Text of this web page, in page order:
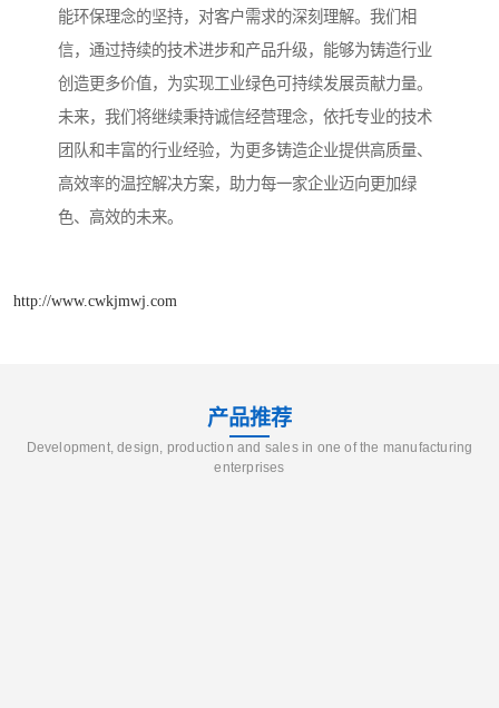
能环保理念的坚持，对客户需求的深刻理解。我们相
信，通过持续的技术进步和产品升级，能够为铸造行业
创造更多价值，为实现工业绿色可持续发展贡献力量。
未来，我们将继续秉持诚信经营理念，依托专业的技术
团队和丰富的行业经验，为更多铸造企业提供高质量、
高效率的温控解决方案，助力每一家企业迈向更加绿
色、高效的未来。
http://www.cwkjmwj.com
产品推荐
Development, design, production and sales in one of the manufacturing
enterprises